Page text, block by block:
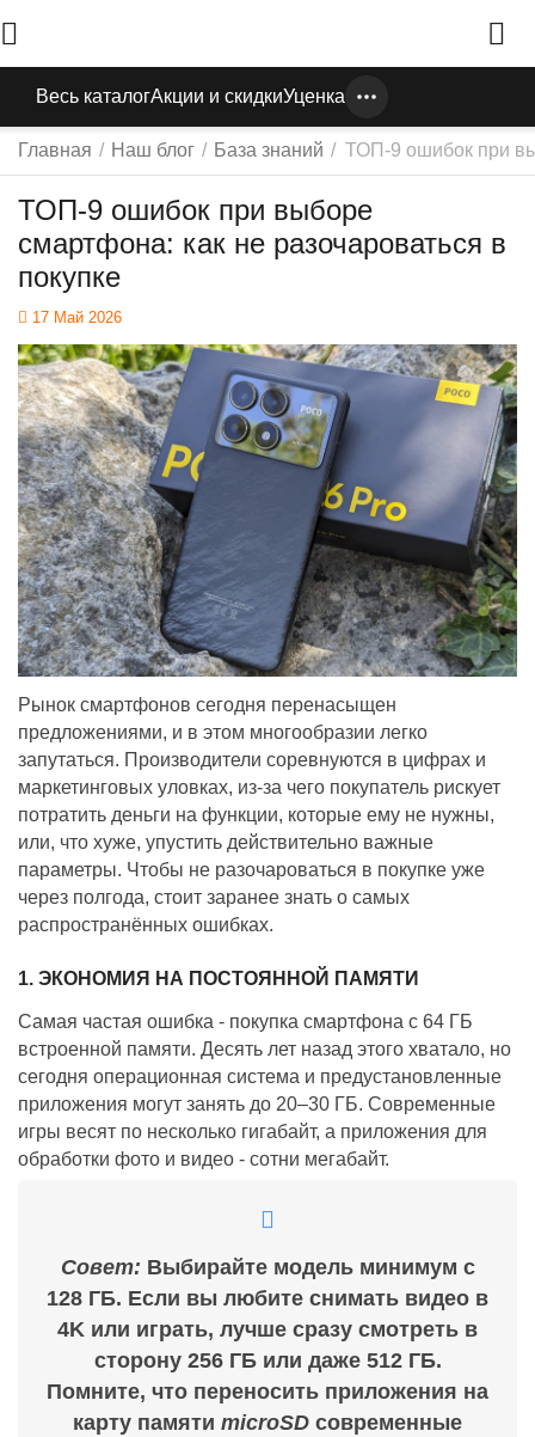
Весь каталогАкции и скидкиУценка
Главная / Наш блог / База знаний / ТОП-9 ошибок при
ТОП-9 ошибок при выборе
смартфона: как не разочароваться в
покупке
17 Май 2026
Рынок смартфонов сегодня перенасыщен
предложениями, и в этом многообразии легко
запутаться. Производители соревнуются в цифрах и
маркетинговых уловках, из-за чего покупатель рискует
потратить деньги на функции, которые ему не нужны,
или, что хуже, упустить действительно важные
параметры. Чтобы не разочароваться в покупке уже
через полгода, стоит заранее знать о самых
распространённых ошибках.
1. ЭКОНОМИЯ НА ПОСТОЯННОЙ ПАМЯТИ
Самая частая ошибка - покупка смартфона с 64 ГБ
встроенной памяти. Десять лет назад этого хватало, но
сегодня операционная система и предустановленные
приложения могут занять до 20–30 ГБ. Современные
игры весят по несколько гигабайт, а приложения для
обработки фото и видео - сотни мегабайт.
Совет: Выбирайте модель минимум с
128 ГБ. Если вы любите снимать видео в
4K или играть, лучше сразу смотреть в
сторону 256 ГБ или даже 512 ГБ.
Помните, что переносить приложения на
карту памяти microSD современные